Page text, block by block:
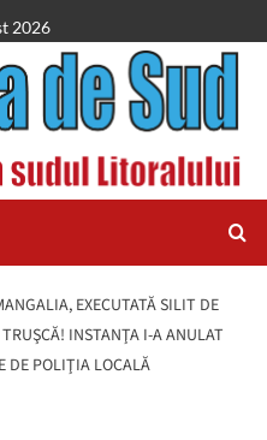
2026
EXECUTATĂ SILIT DE
INSTANŢA I-A ANULAT
DE POLIŢIA LOCALĂ